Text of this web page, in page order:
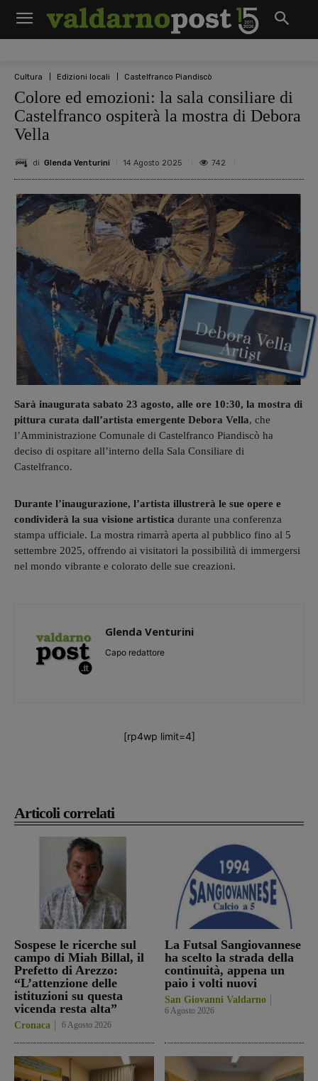
Cultura Edizioni locali Castelfranco Piandiscò
Colore ed emozioni: la sala consiliare di
Castelfranco ospiterà la mostra di Debora
Vella
di Glenda Venturini 14 Agosto 2025 742
Articoli correlati
Sospese le ricerche sul
campo di Miah Billal, il
Prefetto di Arezzo:
“L’attenzione delle
istituzioni su questa
vicenda resta alta”
Cronaca 6 Agosto 2026
La Futsal Sangiovannese
ha scelto la strada della
continuità, appena un
paio i volti nuovi
San Giovanni Valdarno
6 Agosto 2026
Sarà inaugurata sabato 23 agosto, alle ore 10:30, la mostra di
pittura curata dall’artista emergente Debora Vella, che
l’Amministrazione Comunale di Castelfranco Piandiscò ha
deciso di ospitare all’interno della Sala Consiliare di
Castelfranco.
Durante l’inaugurazione, l’artista illustrerà le sue opere e
condividerà la sua visione artistica durante una conferenza
stampa ufficiale. La mostra rimarrà aperta al pubblico fino al 5
settembre 2025, offrendo ai visitatori la possibilità di immergersi
nel mondo vibrante e colorato delle sue creazioni.
Glenda Venturini
Capo redattore
[rp4wp limit=4]